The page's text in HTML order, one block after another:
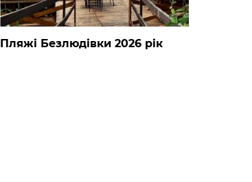
Пляжі Безлюдівки 2026 рік